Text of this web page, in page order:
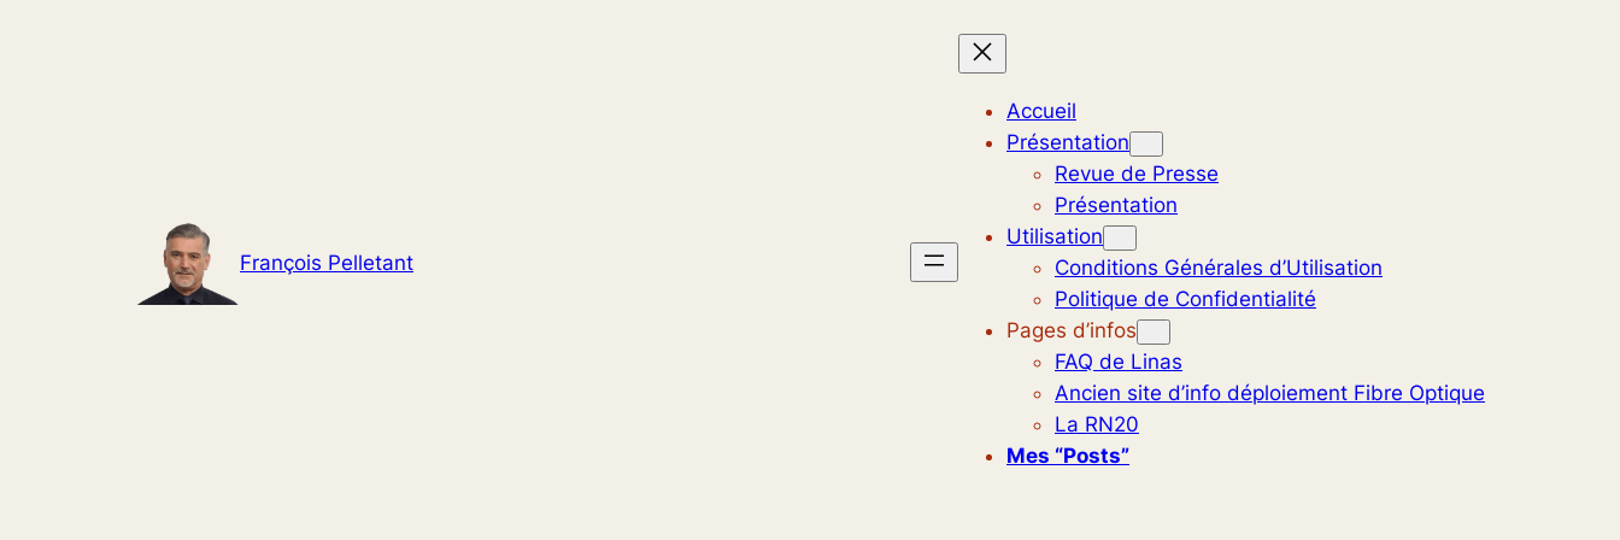
François Pelletant
Accueil
Présentation
Revue de Presse
Présentation
Utilisation
Conditions Générales d’Utilisation
Politique de Confidentialité
Pages d’infos
FAQ de Linas
Ancien site d’info déploiement Fibre Optique
La RN20
Mes “posts”